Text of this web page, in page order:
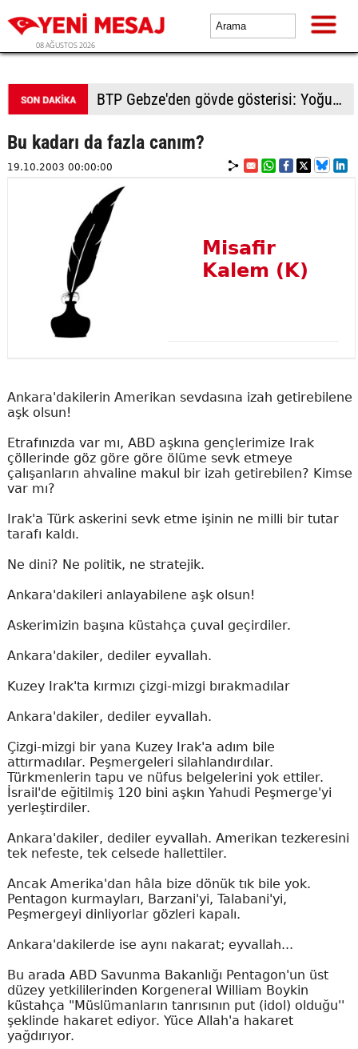
08 AĞUSTOS 2026
BTP Gebze'den gövde gösterisi: Yoğun katılımla yeni üyeler rozetlerini taktı
Bu kadarı da fazla canım?
19.10.2003 00:00:00
Misafir
Kalem (K)
Ankara'dakilerin Amerikan sevdasına izah getirebilene
aşk olsun!
Etrafınızda var mı, ABD aşkına gençlerimize Irak
çöllerinde göz göre göre ölüme sevk etmeye
çalışanların ahvaline makul bir izah getirebilen? Kimse
var mı?
Irak'a Türk askerini sevk etme işinin ne milli bir tutar
tarafı kaldı.
Ne dini? Ne politik, ne stratejik.
Ankara'dakileri anlayabilene aşk olsun!
Askerimizin başına küstahça çuval geçirdiler.
Ankara'dakiler, dediler eyvallah.
Kuzey Irak'ta kırmızı çizgi-mizgi bırakmadılar
Ankara'dakiler, dediler eyvallah.
Çizgi-mizgi bir yana Kuzey Irak'a adım bile
attırmadılar. Peşmergeleri silahlandırdılar.
Türkmenlerin tapu ve nüfus belgelerini yok ettiler.
İsrail'de eğitilmiş 120 bini aşkın Yahudi Peşmerge'yi
yerleştirdiler.
Ankara'dakiler, dediler eyvallah. Amerikan tezkeresini
tek nefeste, tek celsede hallettiler.
Ancak Amerika'dan hâla bize dönük tık bile yok.
Pentagon kurmayları, Barzani'yi, Talabani'yi,
Peşmergeyi dinliyorlar gözleri kapalı.
Ankara'dakilerde ise aynı nakarat; eyvallah...
Bu arada ABD Savunma Bakanlığı Pentagon'un üst
düzey yetkililerinden Korgeneral William Boykin
küstahça "Müslümanların tanrısının put (idol) olduğu''
şeklinde hakaret ediyor. Yüce Allah'a hakaret
yağdırıyor.